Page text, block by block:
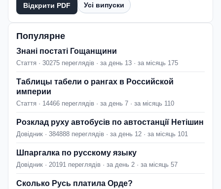
Відкрити PDF Усі випуски
Популярне
Знані постаті Гощанщини
Стаття · 30275 переглядів · за день 13 · за місяць 175
Таблицы табели о рангах в Российской
империи
Стаття · 14466 переглядів · за день 7 · за місяць 110
Розклад руху автобусів по автостанції Нетішин
Довідник · 384888 переглядів · за день 12 · за місяць 101
Шпаргалка по русскому языку
Довідник · 20191 переглядів · за день 2 · за місяць 57
Сколько Русь платила Орде?